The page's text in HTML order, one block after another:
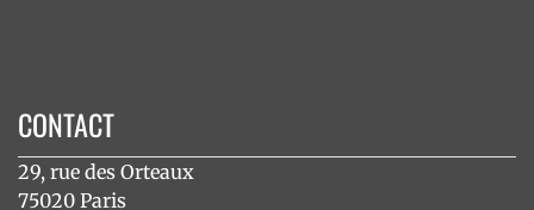
CONTACT
29, rue des Orteaux
75020 Paris